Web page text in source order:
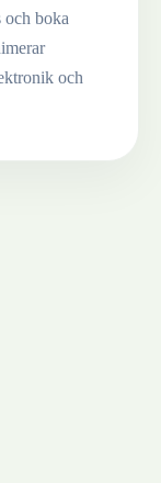
och boka
och